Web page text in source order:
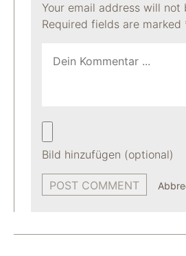
Your email address will not
Required fields are marked
Bild hinzufügen (optional)